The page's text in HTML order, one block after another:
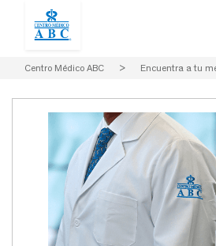
Centro Médico ABC > Encuentra a tu